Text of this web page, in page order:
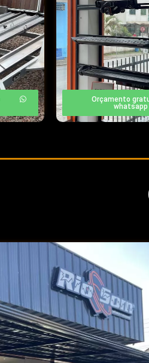
Orçamento
whatsapp